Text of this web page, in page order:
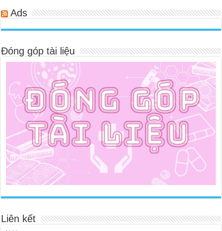
Ads
Đóng góp tài liệu
Liên kết